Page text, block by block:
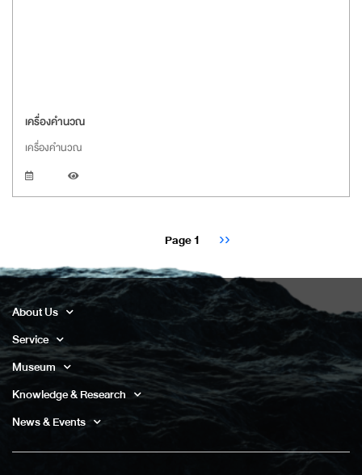
เครื่องคำนวณ
เครื่องคำนวณ
Page 1
Next
››
About Us
Service
Museum
Knowledge & Research
News & Events